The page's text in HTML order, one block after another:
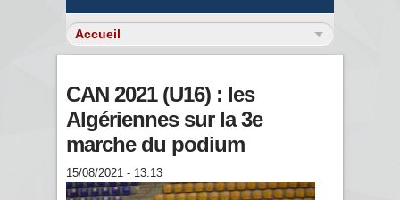
CAN 2021 (U16) : les
Algériennes sur la 3e
marche du podium
15/08/2021 - 13:13